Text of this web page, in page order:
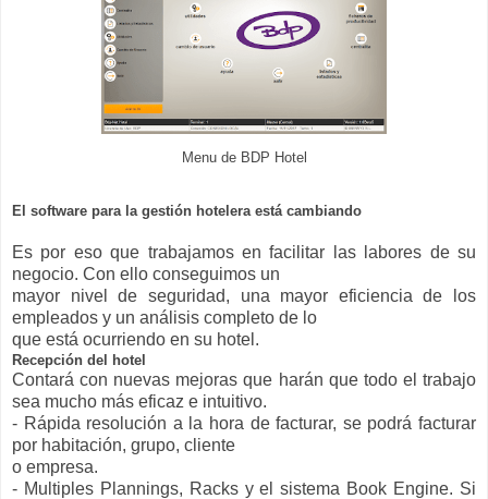
Menu de BDP Hotel
El software para la gestión hotelera está cambiando
Es por eso que trabajamos en facilitar las labores de su
negocio. Con ello conseguimos un
mayor nivel de seguridad, una mayor eficiencia de los
empleados y un análisis completo de lo
que está ocurriendo en su hotel.
Recepción del hotel
Contará con nuevas mejoras que harán que todo el trabajo
sea mucho más eficaz e intuitivo.
- Rápida resolución a la hora de facturar, se podrá facturar
por habitación, grupo, cliente
o empresa.
- Multiples Plannings, Racks y el sistema Book Engine. Si